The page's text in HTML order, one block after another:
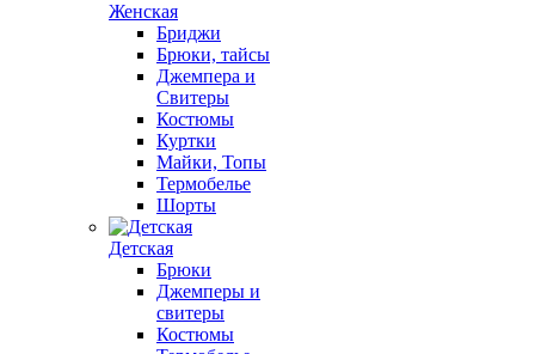
Женская
Бриджи
Брюки, тайсы
Джемпера и
Свитеры
Костюмы
Куртки
Майки, Топы
Термобелье
Шорты
Детская
Брюки
Джемперы и
свитеры
Костюмы